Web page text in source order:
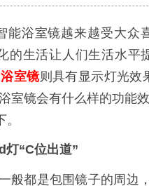
能浴室镜越来越受大众
的生活让人们生活水平
室镜则具有显示灯光效
室镜会有什么样的功能
灯“C位出道”
般都是包围镜子的周边